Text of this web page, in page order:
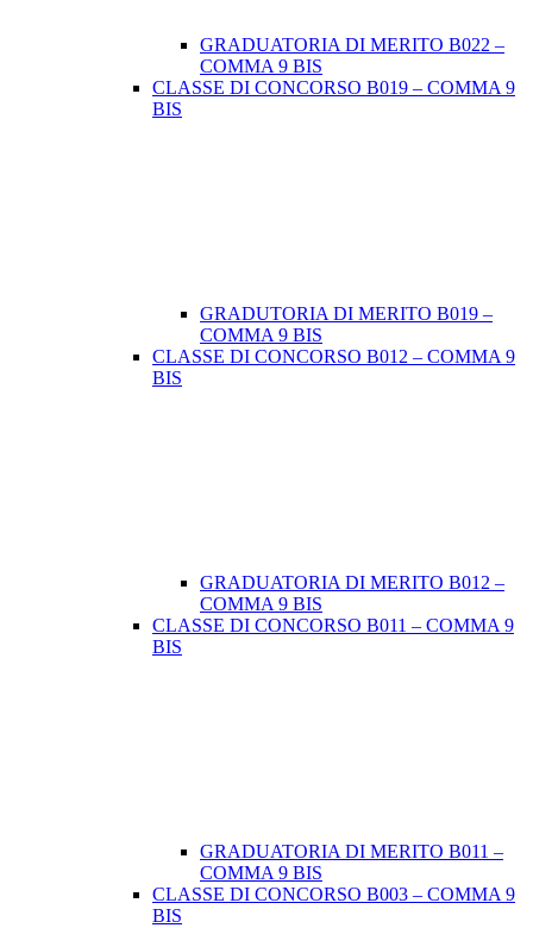
GRADUATORIA DI MERITO B022 –
COMMA 9 BIS
CLASSE DI CONCORSO B019 – COMMA 9
BIS
GRADUTORIA DI MERITO B019 –
COMMA 9 BIS
CLASSE DI CONCORSO B012 – COMMA 9
BIS
GRADUATORIA DI MERITO B012 –
COMMA 9 BIS
CLASSE DI CONCORSO B011 – COMMA 9
BIS
GRADUATORIA DI MERITO B011 –
COMMA 9 BIS
CLASSE DI CONCORSO B003 – COMMA 9
BIS